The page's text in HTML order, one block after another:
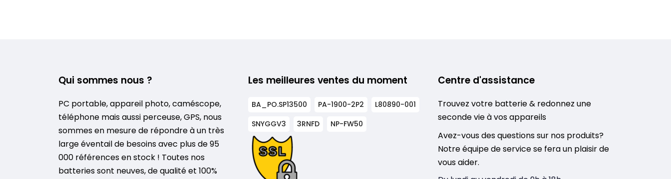
Qui sommes nous ?
PC portable, appareil photo, caméscope,
téléphone mais aussi perceuse, GPS, nous
sommes en mesure de répondre à un très
large éventail de besoins avec plus de 95
000 références en stock ! Toutes nos
batteries sont neuves, de qualité et 100%
Les meilleures ventes du moment
BA_PO.SP13500 PA-1900-2P2
L80890-001
SNYGGV3
3RNFD NP-FW50
Centre d'assistance
Trouvez votre batterie & redonnez une
seconde vie à vos appareils
Avez-vous des questions sur nos produits?
Notre équipe de service se fera un plaisir de
vous aider.